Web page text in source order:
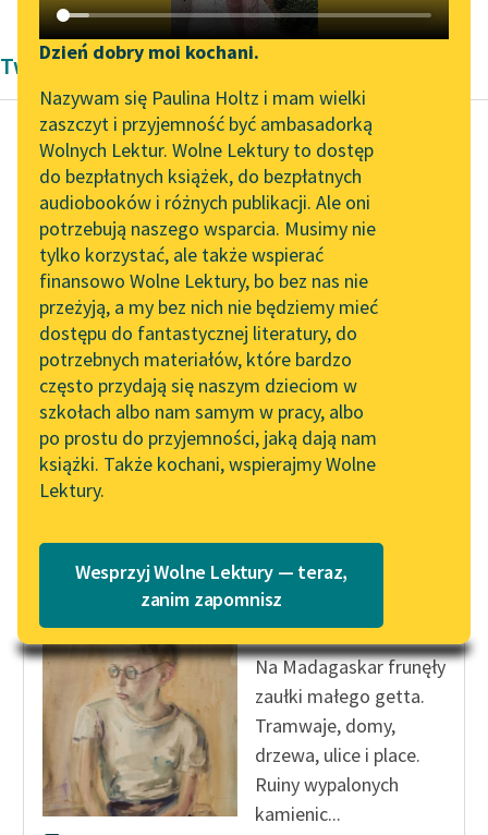
Katalog DAISY
Podkasty o książkach
Zgłoś brak utworu
Aktualności
„Prokurator Alicja Horn”
do słuchania
Byliśmy częścią AI Impact
Lab
Zapraszamy na spotkanie
online z tłumaczkami
literatury skandynawskiej
Spotkanie z Katarzyną
Tunkiel w Oslo
102. lata temu zmarł
Joseph Conrad
Lektury szkolne i klasyka
literatury do słuchania dla
uczennic i uczniów z
niepełnosprawnościami
E-kolekcja lektur
szkolnych i literatury do
słuchania dla uczennic i
uczniów z
niepełnosprawnościami
Narzędzia
Mapa Wolnych Lektur
Leśmianator
Przewodnik dla piszących i
czytających
API
OAI-PMH
Widget Wolnych Lektur
Przypisy
Katalog w formacie PDF
Dzień dobry moi kochani.
Nazywam się Paulina Holtz i mam wielki
zaszczyt i przyjemność być ambasadorką
Wolnych Lektur. Wolne Lektury to dostęp
do bezpłatnych książek, do bezpłatnych
audiobooków i różnych publikacji. Ale oni
potrzebują naszego wsparcia. Musimy nie
tylko korzystać, ale także wspierać
finansowo Wolne Lektury, bo bez nas nie
przeżyją, a my bez nich nie będziemy mieć
dostępu do fantastycznej literatury, do
potrzebnych materiałów, które bardzo
często przydają się naszym dzieciom w
szkołach albo nam samym w pracy, albo
po prostu do przyjemności, jaką dają nam
książki. Także kochani, wspierajmy Wolne
Lektury.
Wesprzyj Wolne Lektury — teraz,
zanim zapomnisz
Twórczość
Bogdan Wojdowski
Chleb rzucony
umarłym
— Zamknij oczy i nie
patrz — mówiła matka.
— Jeżeli spojrzysz w
okno po przebudzeniu,
to uciekną...
Czytaj więcej
Bogdan Wojdowski
Chleb rzucony
umarłym
Na Madagaskar frunęły
zaułki małego getta.
Tramwaje, domy,
drzewa, ulice i place.
Ruiny wypalonych
kamienic...